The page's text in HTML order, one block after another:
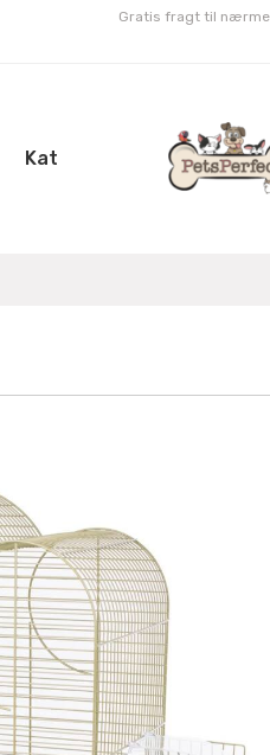
Gratis fragt til
Kat